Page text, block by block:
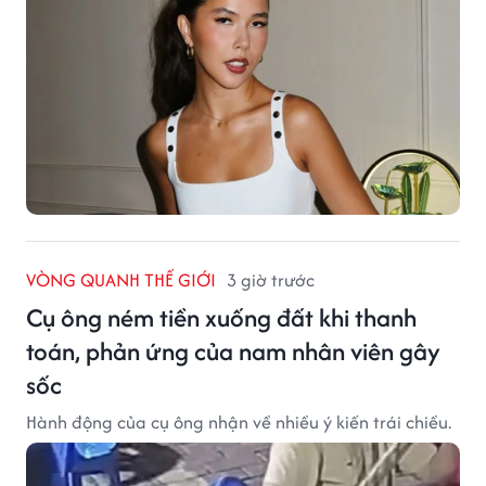
VÒNG QUANH THẾ GIỚI 3 giờ trước
Cụ ông ném tiền xuống đất khi thanh
toán, phản ứng của nam nhân viên gây
sốc
Hành động của cụ ông nhận về nhiều ý kiến trái chiều.